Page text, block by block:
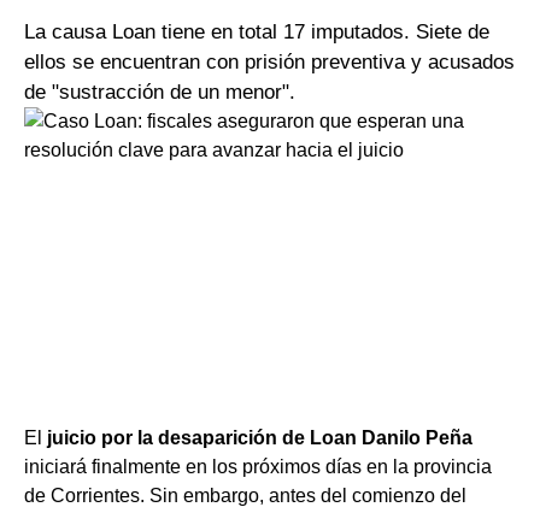
La causa Loan tiene en total 17 imputados. Siete de
ellos se encuentran con prisión preventiva y acusados
de "sustracción de un menor".
El juicio por la desaparición de Loan Danilo Peña
iniciará finalmente en los próximos días en la provincia
de Corrientes. Sin embargo, antes del comienzo del